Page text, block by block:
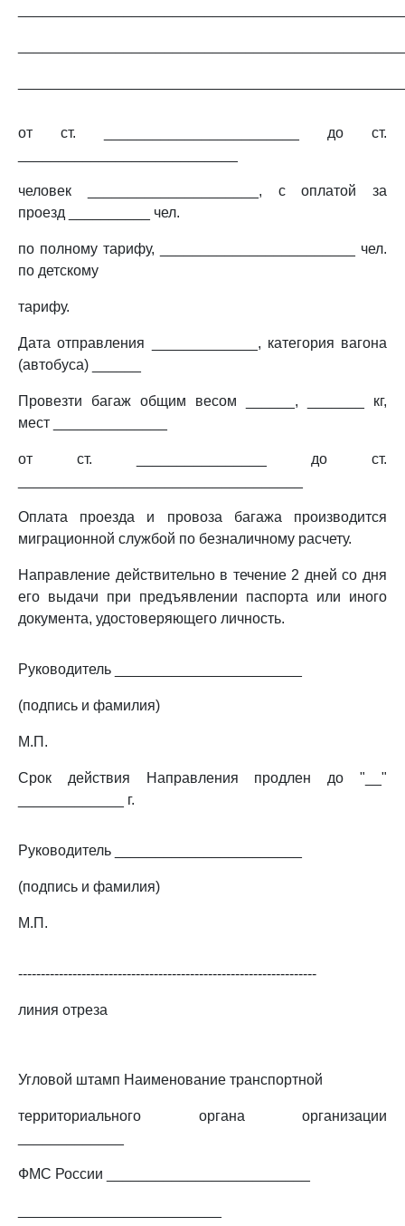
от ст. ________________________ до ст.
человек _____________________, с оплатой за
проезд __________ чел.
по полному тарифу, ________________________ чел.
по детскому
тарифу.
Дата отправления _____________, категория вагона
(автобуса) ______
Провезти багаж общим весом ______, _______ кг,
мест ______________
от ст. ________________ до ст.
Оплата проезда и провоза багажа производится
миграционной службой по безналичному расчету.
Направление действительно в течение 2 дней со дня
его выдачи при предъявлении паспорта или иного
документа, удостоверяющего личность.
Руководитель _______________________
(подпись и фамилия)
М.П.
Срок действия Направления продлен до "__"
_____________ г.
Руководитель _______________________
(подпись и фамилия)
М.П.
------------------------------------------------------------------
линия отреза
Угловой штамп Наименование транспортной
территориального органа организации
ФМС России _________________________